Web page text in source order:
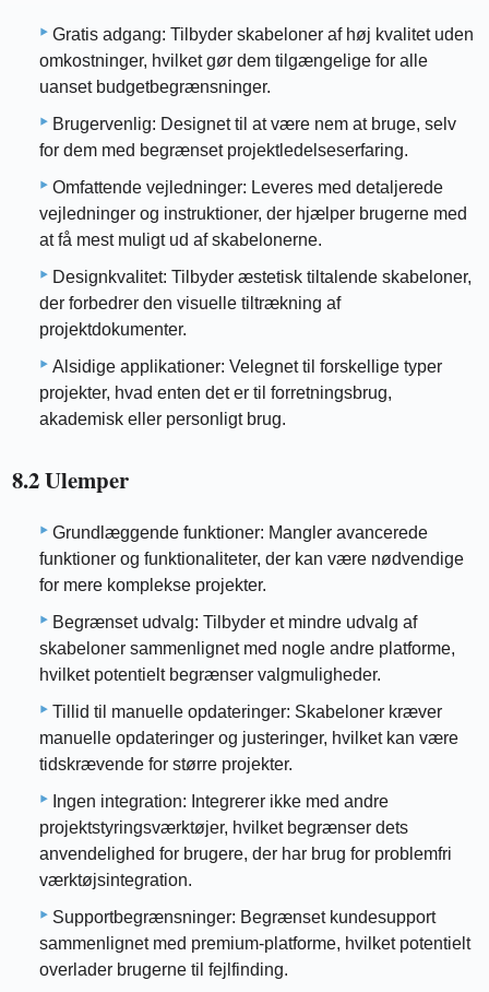
Gratis adgang: Tilbyder skabeloner af høj kvalitet uden
omkostninger, hvilket gør dem tilgængelige for alle
uanset budgetbegrænsninger.
Brugervenlig: Designet til at være nem at bruge, selv
for dem med begrænset projektledelseserfaring.
Omfattende vejledninger: Leveres med detaljerede
vejledninger og instruktioner, der hjælper brugerne med
at få mest muligt ud af skabelonerne.
Designkvalitet: Tilbyder æstetisk tiltalende skabeloner,
der forbedrer den visuelle tiltrækning af
projektdokumenter.
Alsidige applikationer: Velegnet til forskellige typer
projekter, hvad enten det er til forretningsbrug,
akademisk eller personligt brug.
8.2 Ulemper
Grundlæggende funktioner: Mangler avancerede
funktioner og funktionaliteter, der kan være nødvendige
for mere komplekse projekter.
Begrænset udvalg: Tilbyder et mindre udvalg af
skabeloner sammenlignet med nogle andre platforme,
hvilket potentielt begrænser valgmuligheder.
Tillid til manuelle opdateringer: Skabeloner kræver
manuelle opdateringer og justeringer, hvilket kan være
tidskrævende for større projekter.
Ingen integration: Integrerer ikke med andre
projektstyringsværktøjer, hvilket begrænser dets
anvendelighed for brugere, der har brug for problemfri
værktøjsintegration.
Supportbegrænsninger: Begrænset kundesupport
sammenlignet med premium-platforme, hvilket potentielt
overlader brugerne til fejlfinding.